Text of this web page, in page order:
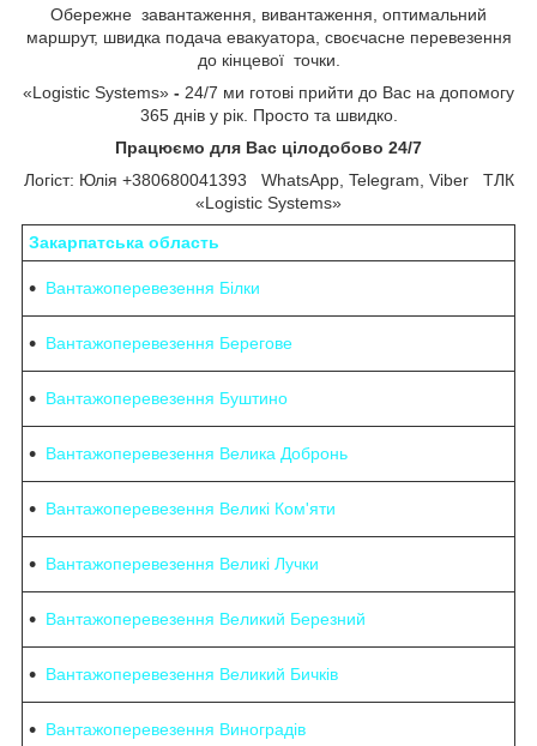
Обережне завантаження, вивантаження, оптимальний
маршрут, швидка подача евакуатора, своєчасне перевезення
до кінцевої точки.
«Logistic Systems» - 24/7 ми готові прийти до Вас на допомогу
365 днів у рік. Просто та швидко.
Працюємо для Вас цілодобово 24/7
Логіст: Юлія +380680041393 WhatsApp, Telegram, Viber ТЛК
«Logistic Systems»
Закарпатська область
Вантажоперевезення Білки
Вантажоперевезення Берегове
Вантажоперевезення Буштино
Вантажоперевезення Велика Добронь
Вантажоперевезення Великі Ком'яти
Вантажоперевезення Великі Лучки
Вантажоперевезення Великий Березний
Вантажоперевезення Великий Бичків
Вантажоперевезення Виноградів